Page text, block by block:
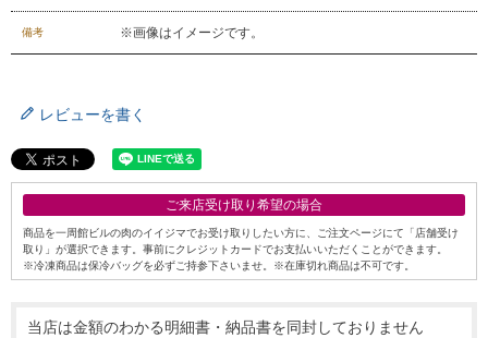
備考 ※画像はイメージです。
レビューを書く
ご来店受け取り希望の場合
商品を一周館ビルの肉のイイジマでお受け取りしたい方に、ご注文ページにて「店舗受け
取り」が選択できます。事前にクレジットカードでお支払いいただくことができます。
※冷凍商品は保冷バッグを必ずご持参下さいませ。※在庫切れ商品は不可です。
当店は金額のわかる明細書・納品書を同封しておりません